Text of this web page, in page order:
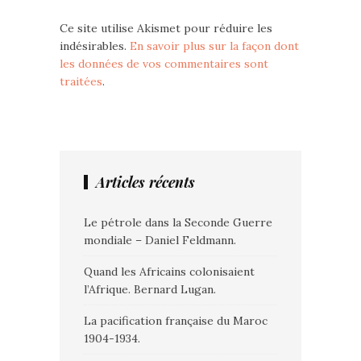
Ce site utilise Akismet pour réduire les
indésirables. En savoir plus sur la façon dont
les données de vos commentaires sont
traitées.
Articles récents
Le pétrole dans la Seconde Guerre
mondiale – Daniel Feldmann.
Quand les Africains colonisaient
l’Afrique. Bernard Lugan.
La pacification française du Maroc
1904-1934.